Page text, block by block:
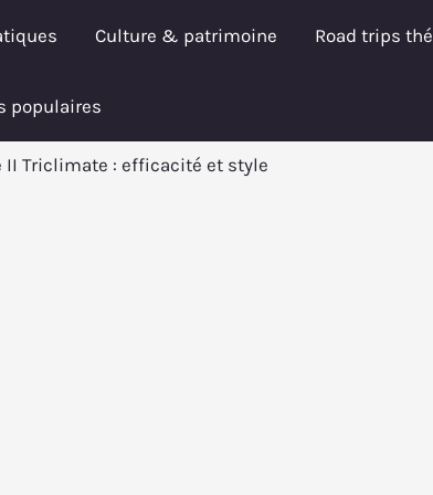
Culture & patrimoine Road trips
populaires
II Triclimate : efficacité et style